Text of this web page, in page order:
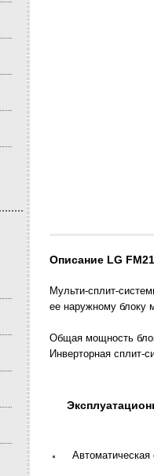
Описание LG
Мульти-сплит-
ее наружному блоку
Общая мощность
Инверторная сплит-